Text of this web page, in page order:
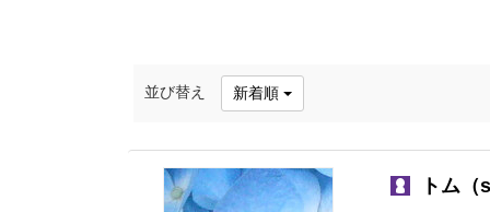
並び替え 新着順
トム